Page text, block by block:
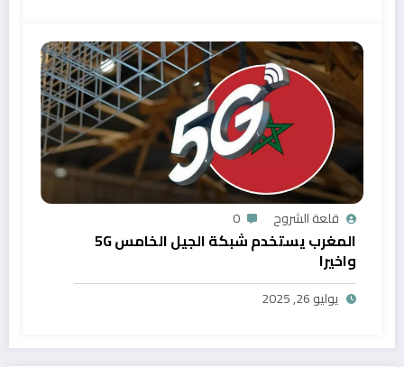
قلعة الشروح 0
المغرب يستخدم شبكة الجيل الخامس 5G
واخيرا
يوليو 26, 2025